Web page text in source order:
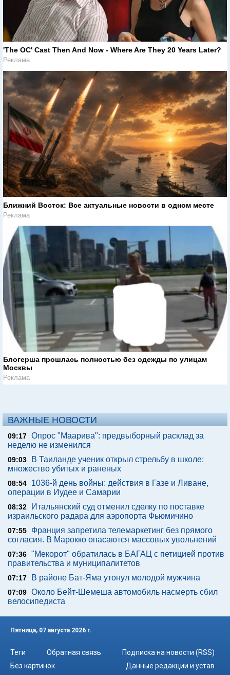
'The OC' Cast Then And Now - Where Are They 20 Years Later?
Реклама
Ближний Восток: Все актуальные новости в одном месте
Реклама
Блогерша прошлась полностью без одежды по улицам
Москвы
Реклама
ВАЖНЫЕ НОВОСТИ
09:17 Опрос "Mаарива": предвыборный расклад за
неделю не изменился
09:03
В Таиланде ученик открыл стрельбу в школе:
множество убитых и раненых
08:54
1036-й день войны: действия в Газе и Ливане,
операции в Иудее и Самарии
08:32
Итальянский суд отменил сделку по поставке
израильского радара для аэропорта Фьюмичино
07:55
Франция запретила телемаркетинг без прямого
согласия. В Марокко опасаются массовых увольнений
07:36 "Мекорот" обратилась в БАГАЦ с петицией против
правительства и муниципалитетов
07:17 В районе Бат-Яма утонул молодой мужчина
07:09 Около Бейт-Шемеша автомобиль насмерть сбил
велосипедиста
Пятница, 07 августа 2026 г.
Теги Обратная связь
Подписка на новости (RSS)
Без картинок
Данные редакции и устав